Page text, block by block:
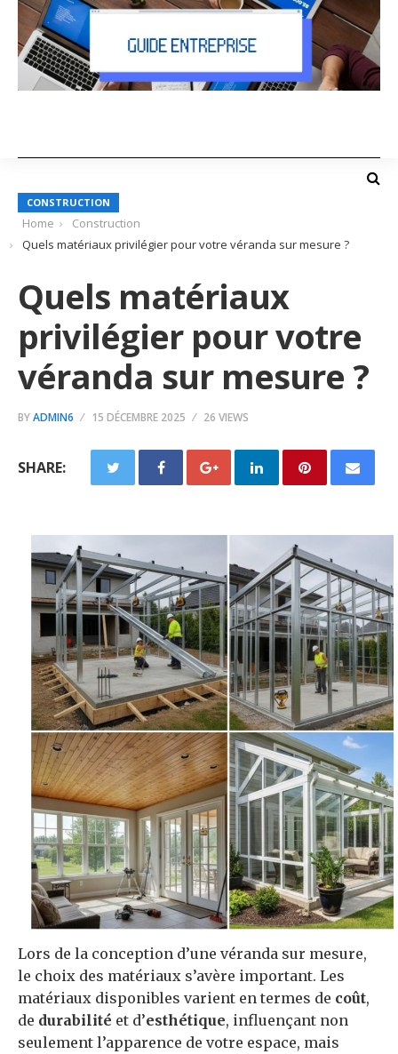
CONSTRUCTION
Home
Construction
Quels matériaux privilégier pour votre véranda sur mesure ?
Quels matériaux
privilégier pour votre
véranda sur mesure ?
BYADMIN6 15 DÉCEMBRE 2025 26 VIEWS
SHARE:
Lors de la conception d’une véranda sur mesure,
le choix des matériaux s’avère important. Les
matériaux disponibles varient en termes de coût,
de durabilité et d’esthétique, influençant non
seulement l’apparence de votre espace, mais